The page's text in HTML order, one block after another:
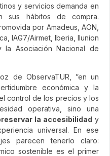
y servicios demanda en
sus hábitos de compra.
por Amadeus, AON,
IAG7/Airmet, Iberia, Ilunion
la Asociación Nacional de
de ObservaTUR, ”en un
económica y la
control de los precios y los
operativa, sino una
la accesibilidad y
universal. En ese
parecen tenerlo claro:
sostenible es el primer